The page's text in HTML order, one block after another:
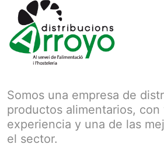
Somos una empresa de
productos alimentarios, con
experiencia y una de las
el sector.